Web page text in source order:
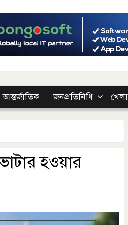
আন্তর্জাতিক জনপ্রতিনিধি খেলা
হওয়ার